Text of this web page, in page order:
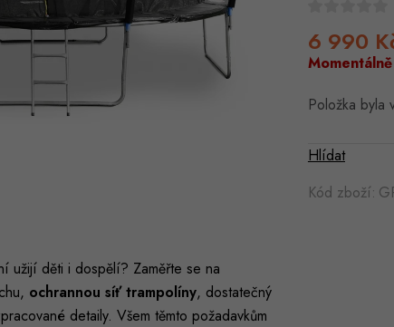
6 990
Položka
Kód zboží:
Hlídat
užijí děti i dospělí? Zaměřte se na
ochrannou síť trampolíny, dostatečný
detaily. Všem těmto požadavkům